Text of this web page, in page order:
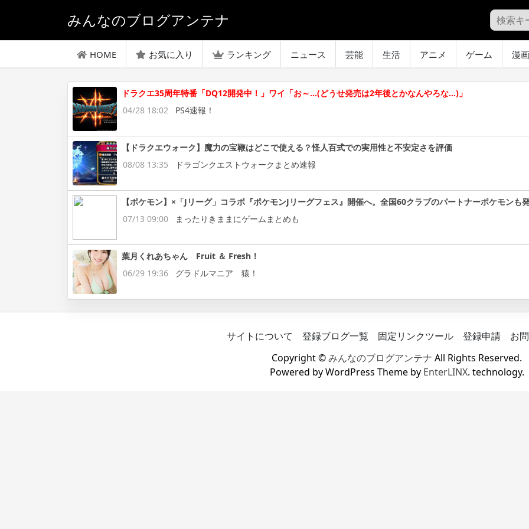
みんなのブログアンテナ
HOME お気に入り ランキング ニュース 芸能 生活 アニメ ゲーム 漫画
ドラクエ35周年特番「DQ12開発中！」ワイ「お～…(どうせ発売は2年後とかなんやろな…)」
04/28 18:02
PS4速報！
【ドラクエウォーク】魔力の宝鞭はどこで使える？怪人百式での実用性と不安定さを評価
08/08 13:35
ドラゴンクエストウォークまとめ速報
【ポケモン】×「Jリーグ」コラボ『ポケモンJリーグフェス』開催へ。全国60クラブのパートナーポケモンも
07/13 09:00
まったりきままにゲームまとめも
葉月くれあちゃん Fruit ＆ Fresh！
06/29 19:36
グラドルマニア 猿！
サイトについて 登録ブログ一覧 固定リンクツール 登録申請
お
Copyright ©みんなのブログアンテナ All Rights Reserved.
Powered by WordPress Theme by EnterLINX. technology.